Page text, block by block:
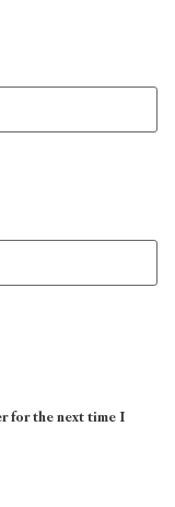
for the next time I